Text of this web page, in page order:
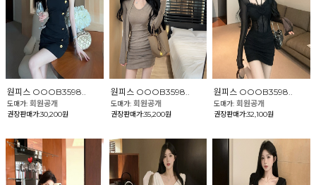
원피스 OOOB3598..
도매가: 회원공개
권장판매가:30,200원
원피스 OOOB3598..
도매가: 회원공개
권장판매가:35,200원
원피스 OOOB3598..
도매가:회원공개
권장판매가:32,100원